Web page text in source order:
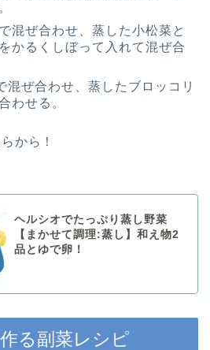
混ぜ合わせ、蒸した小松菜と
かるくしぼって入れて混ぜ合
混ぜ合わせ、蒸したブロッコリ
わせる。
から！
ヘルシオでたっぷり蒸し野菜
【まかせて調理:蒸し】和え物2
品とゆで卵！
る副菜レシピ